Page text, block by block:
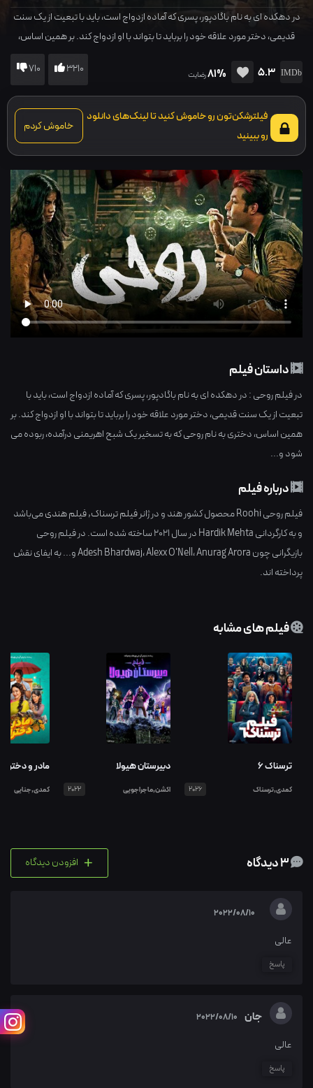
در دهکده ای به نام باگادپور، پسری که آماده ازدواج است، باید با تبعیت از یک سنت
قدیمی، دختر مورد علاقه خود را برباید تا بتواند با او ازدواج کند. بر همین اساس،
دختری به نام روحی که به تسخیر یک شبح اهریمنی درآمده، ربوده می شود و...
5.3
81%رضایت 3210
710
فیلترشکن‌تون رو خاموش کنید تا لینک‌های دانلود
رو ببینید
خاموش کردم
داستان فیلم
در فیلم روحی : در دهکده ای به نام باگادپور، پسری که آماده ازدواج است، باید با
تبعیت از یک سنت قدیمی، دختر مورد علاقه خود را برباید تا بتواند با او ازدواج کند. بر
همین اساس، دختری به نام روحی که به تسخیر یک شبح اهریمنی درآمده، ربوده می
شود و...
درباره فیلم
فیلم روحی Roohi محصول کشور هندو در ژانرفیلم ترسناک,فیلم هندیمی‌باشد
و به کارگردانیHardik Mehtaدر سال2021ساخته شده است. در فیلم روحی
بازیگرانی چون
Adesh Bhardwaj،Alexx O'Nell،Anurag Arora
و... به ایفای نقش
پرداخته اند.
فیلم های مشابه
ترسناک ۶
کمدی,ترسناک 2026
دبیرستان هیولا
اکشن,ماجراجویی 2022
مادر و دختران
کمدی,جنایی
+ افزودن دیدگاه
2022/08/10
عالی
پاسخ
جان 2022/08/10
عالی
پاسخ